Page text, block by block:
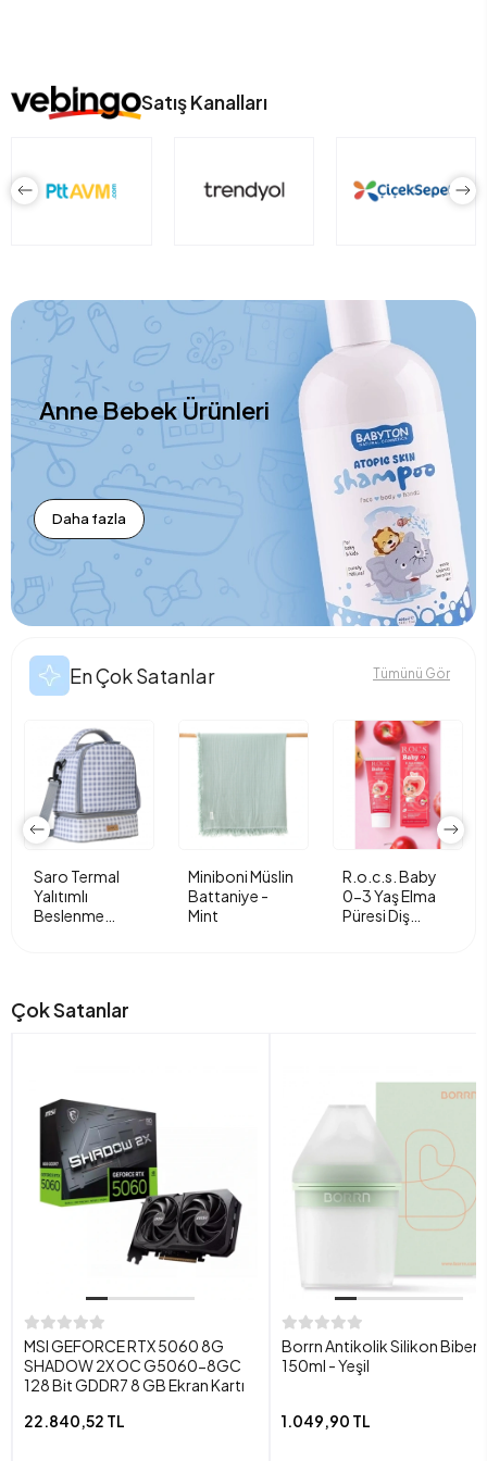
Satış Kanalları
Anne Bebek Ürünleri
Daha fazla
En Çok Satanlar Tümünü Gör
Saro Termal
Yalıtımlı
Beslenme
Miniboni Müslin
Battaniye -
Mint
R.o.c.s. Baby
0-3 Yaş Elma
Püresi Diş
Çok Satanlar
MSI GEFORCE RTX 5060 8G
SHADOW 2X OC G5060-8GC
128 Bit GDDR7 8 GB Ekran Kartı
22.840,52 TL
Borrn Antikolik Silikon
150ml - Yeşil
1.049,90 TL